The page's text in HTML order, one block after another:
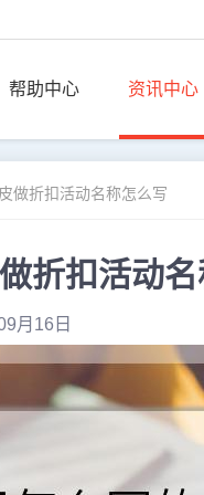
帮助中心 资讯中心
做折扣活动名称怎么写
折扣活动
月16日